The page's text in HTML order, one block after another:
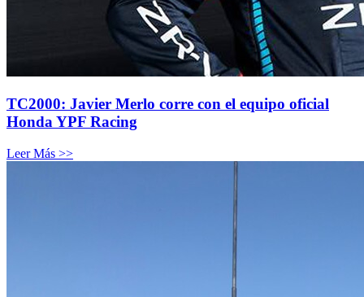
TC2000: Javier Merlo corre con el equipo oficial
Honda YPF Racing
Leer Más >>